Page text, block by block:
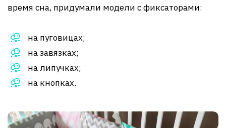
время сна, придумали модели с фиксаторами:
на пуговицах;
на завязках;
на липучках;
на кнопках.